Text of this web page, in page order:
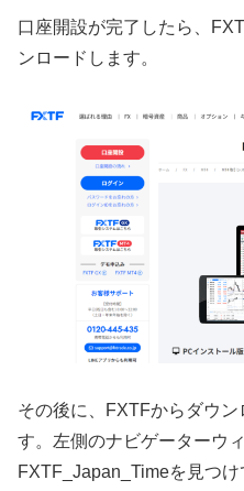
口座開設が完了したら、
ンロードします。
その後に、 FXTFからダウン
す。左側のナビゲーターウ
FXTF_Japan_Timeを見つ